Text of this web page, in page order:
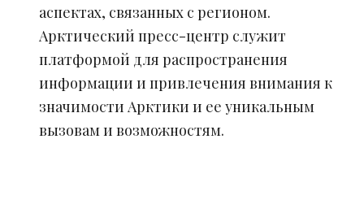
аспектах, связанных с регионом.
Арктический пресс-центр служит
платформой для распространения
информации и привлечения внимания к
значимости Арктики и ее уникальным
вызовам и возможностям.